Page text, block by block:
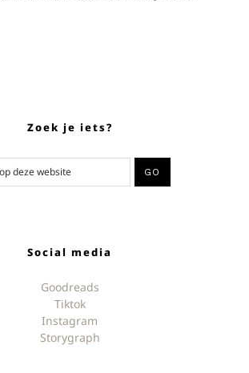
Zoek je iets?
Social media
Goodreads
Tiktok
Instagram
Storygraph